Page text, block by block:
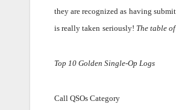
they are recognized as having
is really taken seriously! The table
Top 10 Golden Single-Op Logs
Call QSOs Category